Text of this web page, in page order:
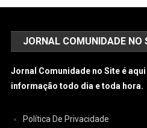
JORNAL COMUNIDADE NO
Jornal Comunidade no Site é
informação todo dia e toda hora.
Política De Privacidade